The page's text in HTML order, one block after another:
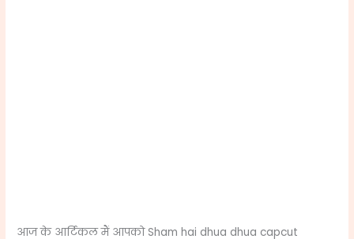
आज के आर्टिकल मैं आपको Sham hai dhua dhua capcut